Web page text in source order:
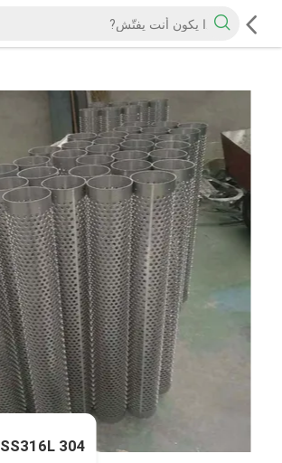
SS316L 304 مصفاة سلة شبكة سلكية